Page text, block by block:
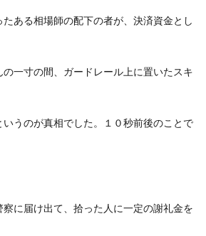
ある相場師の配下の者が、決済資金とし
一寸の間、ガードレール上に置いたスキ
うのが真相でした。１０秒前後のことで
に届け出て、拾った人に一定の謝礼金を